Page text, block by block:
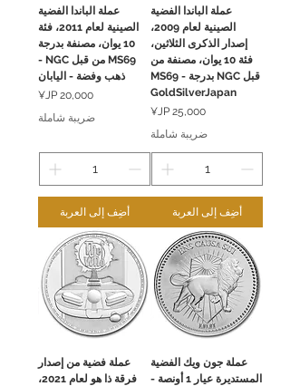
عملة الباندا الفضية
الصينية لعام 2009،
إصدار الذكرى الثلاثين،
فئة 10 يوان، مصنفة من
قبل NGC بدرجة MS69 -
GoldSilverJapan
السعر
ضريبة شاملة
أضِف إلى العربة
عملة الباندا الفضية
الصينية لعام 2011، فئة
10 يوان، مصنفة بدرجة
MS69 من قبل NGC -
ذهب وفضة - اليابان
السعر
ضريبة شاملة
أضِف إلى العربة
عملة جون ويك الفضية
المستديرة عيار 1 أونصة -
عملة فضية من إصدار
فرقة ذا هو لعام 2021،